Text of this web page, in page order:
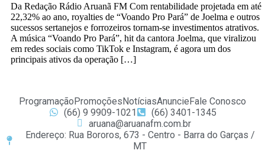
Da Redação Rádio Aruanã FM Com rentabilidade projetada em até
22,32% ao ano, royalties de “Voando Pro Pará” de Joelma e outros
sucessos sertanejos e forrozeiros tornam-se investimentos atrativos.
A música “Voando Pro Pará”, hit da cantora Joelma, que viralizou
em redes sociais como TikTok e Instagram, é agora um dos
principais ativos da operação […]
ProgramaçãoPromoçõesNotíciasAnuncieFale Conosco
(66) 9 9909-1021
(66) 3401-1345
aruana@aruanafm.com.br
Endereço: Rua Bororos, 673 - Centro - Barra do Garças /
MT